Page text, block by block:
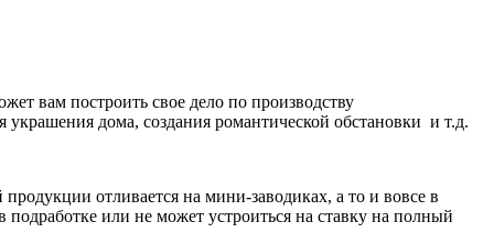
вам построить свое дело по производству
дома, создания романтической обстановки и т.д.
отливается на мини-заводиках, а то и вовсе в
или не может устроиться на ставку на полный